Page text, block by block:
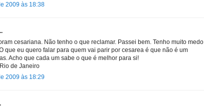
2009 às 18:38
cesariana. Não tenho o que reclamar. Passei bem. Tenho muito medo
que eu quero falar para quem vai parir por cesarea é que não é um
Acho que cada um sabe o que é melhor para si!
de Janeiro
2009 às 18:29